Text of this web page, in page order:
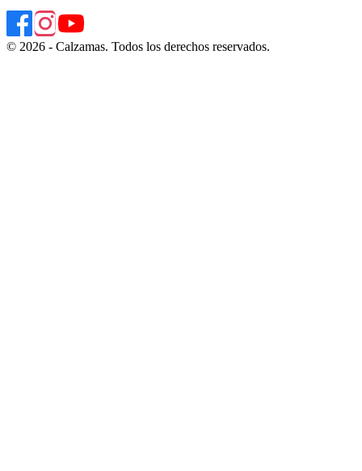
© 2026 - Calzamas. Todos los derechos reservados.